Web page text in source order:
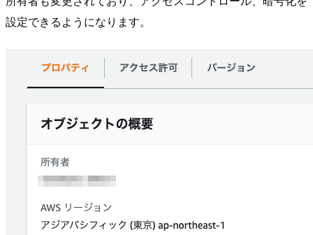
設定できるようになります。